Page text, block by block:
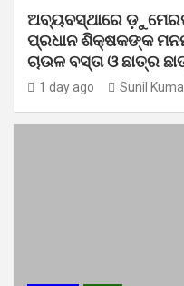
ଅବ୍ୟବସ୍ଥାରେ
ପ୍ରଧାନ ଶିକ୍ଷକଙ୍କ
ଚାଉଳ ବସ୍ତା ଓ ଛାତ୍ର
1 day ago Sunil